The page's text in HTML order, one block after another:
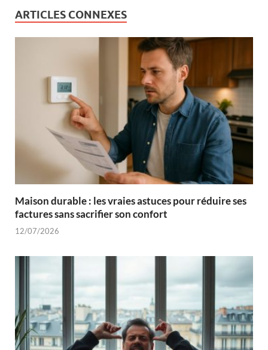
ARTICLES CONNEXES
Maison durable : les vraies astuces pour réduire ses
factures sans sacrifier son confort
12/07/2026